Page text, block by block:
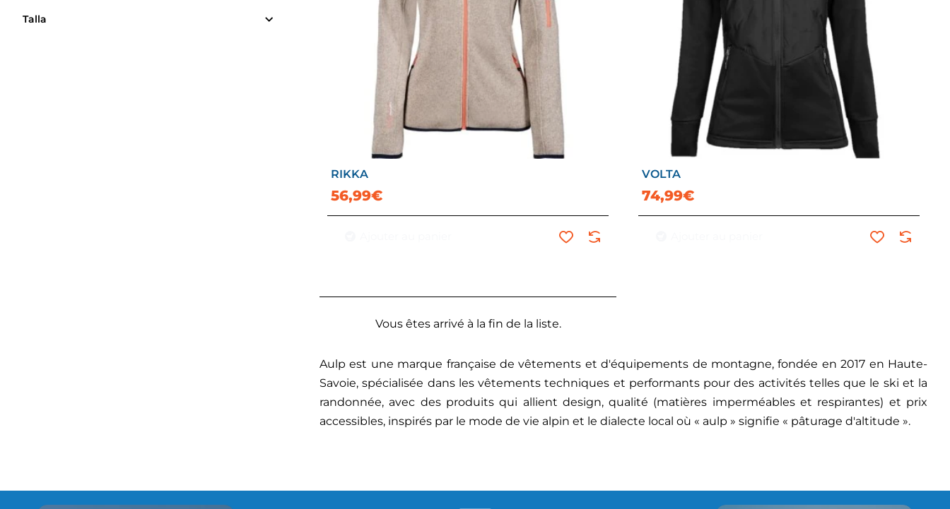
Talla
RIKKA
56,99€
VOLTA
74,99€
Vous êtes arrivé à la fin de la liste.
Aulp est une marque française de vêtements et d'équipements de montagne, fondée en 2017 en Haute-
Savoie, spécialisée dans les vêtements techniques et performants pour des activités telles que le ski et la
randonnée, avec des produits qui allient design, qualité (matières imperméables et respirantes) et prix
accessibles, inspirés par le mode de vie alpin et le dialecte local où « aulp » signifie « pâturage d'altitude ».